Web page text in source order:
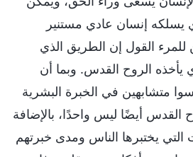
إنسان عادي مستنير
للمرء القول إن الطريق الذي
يأخذه الروح القدس. وبما أن
متشابهين في الخبرة البشرية
القدس أيضًا ليس واحدًا، بالإضافة
التي يختبرها الناس ومدى خبرتهم